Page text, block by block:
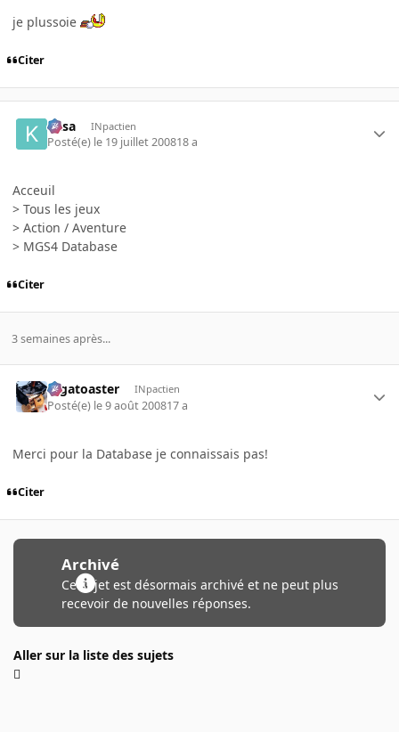
je plussoie
Citer
kasa INpactien
Posté(e) le 19 juillet 200818 a
Acceuil
> Tous les jeux
> Action / Aventure
> MGS4 Database
Citer
3 semaines après...
Gigatoaster INpactien
Posté(e) le 9 août 200817 a
Merci pour la Database je connaissais pas!
Citer
Archivé
Ce sujet est désormais archivé et ne peut plus
recevoir de nouvelles réponses.
Aller sur la liste des sujets